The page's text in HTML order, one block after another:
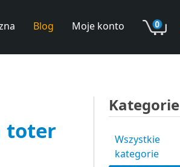
Blog Moje konto
toter
Kategorie
Wszystkie
kategorie